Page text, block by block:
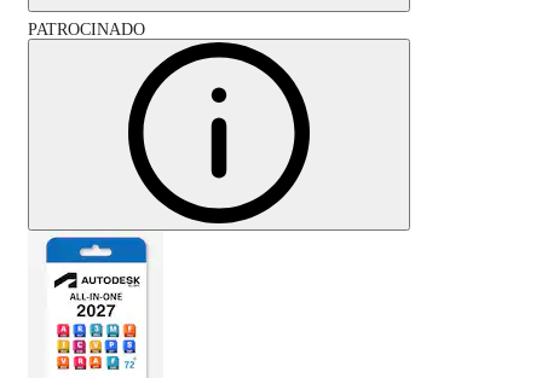
PATROCINADO